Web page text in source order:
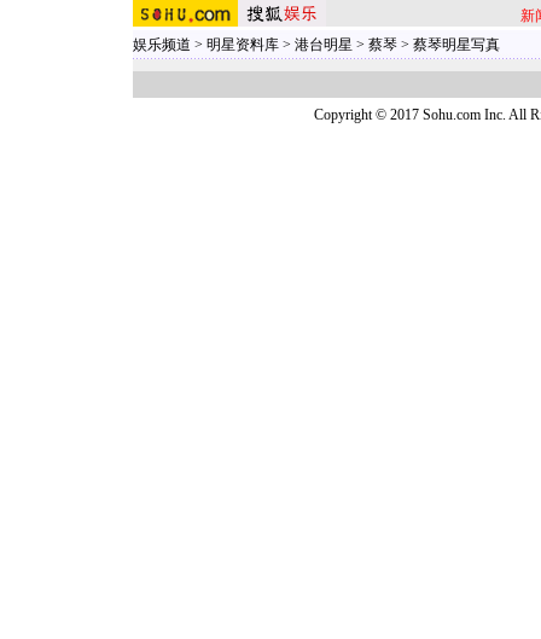
新
娱乐频道 > 明星资料库 > 港台明星 > 蔡琴 > 蔡琴明星写真
Copyright © 2017 Sohu.com Inc. All